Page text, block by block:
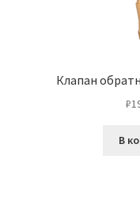
Клапан
₽
В